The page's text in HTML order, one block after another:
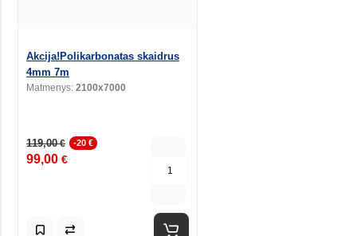
Akcija!Polikarbonatas skaidrus
4mm 7m
Matmenys: 2100x7000
119,00€ -20 €
99,00 €